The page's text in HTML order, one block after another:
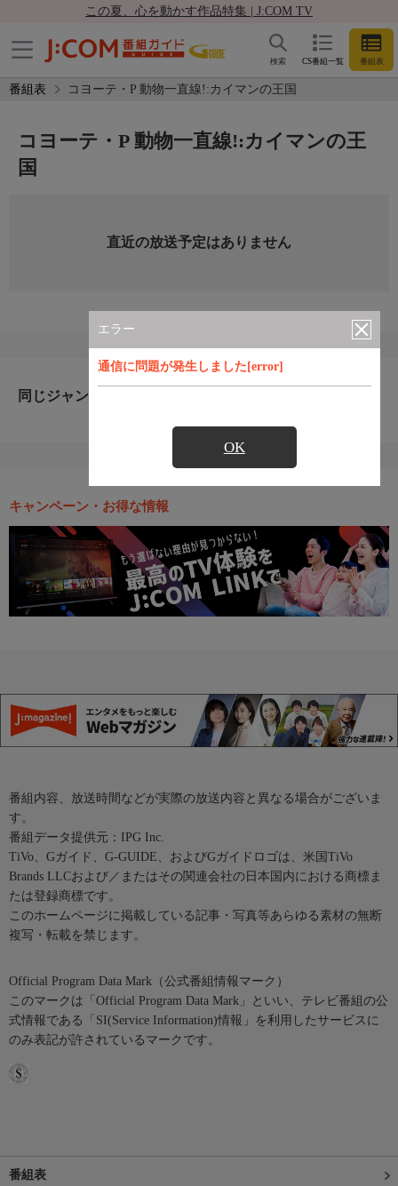
この夏、心を動かす作品特集 | J:COM TV
CS番組一覧 番組表
検索
番組表 コヨーテ・P 動物一直線!:カイマンの王国
エラー
通信に問題が発生しました[error]
OK
コヨーテ・P 動物一直線!:カイマンの王
国
直近の放送予定はありません
同じジャンルのおすすめ番組
キャンペーン・お得な情報
番組内容、放送時間などが実際の放送内容と異なる場合がございま
す。
番組データ提供元：IPG Inc.
TiVo、Gガイド、G-GUIDE、およびGガイドロゴは、米国TiVo
Brands LLCおよび／またはその関連会社の日本国内における商標ま
たは登録商標です。
このホームページに掲載している記事・写真等あらゆる素材の無断
複写・転載を禁じます。
Official Program Data Mark（公式番組情報マーク）
このマークは「Official Program Data Mark」といい、テレビ番組の公
式情報である「SI(Service Information)情報」を利用したサービスに
のみ表記が許されているマークです。
番組表